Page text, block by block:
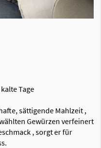
Tage
sättigende Mahlzeit ,
Gewürzen verfeinert
, sorgt er für